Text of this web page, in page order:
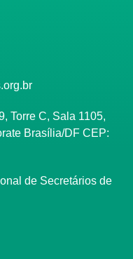
Torre C, Sala 1105,
Brasília/DF CEP:
de Secretários de